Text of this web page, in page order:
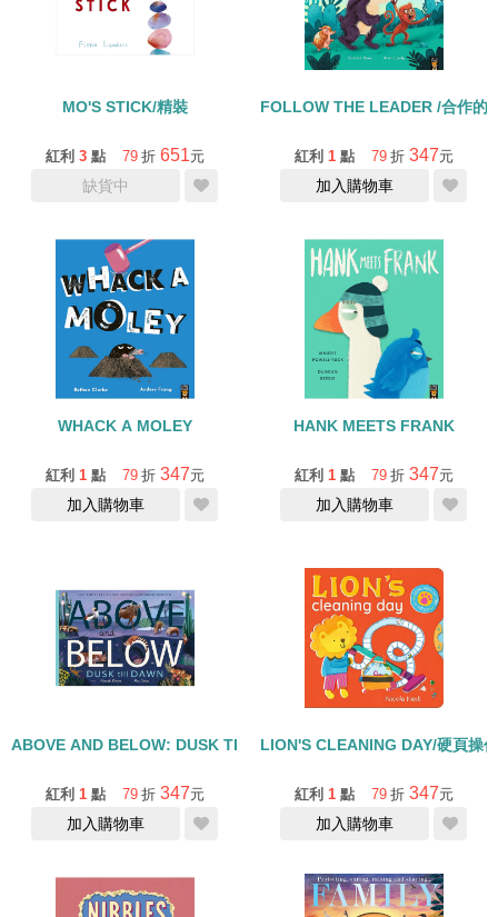
MO'S STICK/精裝
紅利 3 點 79 折 651元
缺貨中
FOLLOW THE LEADER /合作的
紅利 1 點 79 折 347元
加入購物車
WHACK A MOLEY
紅利 1 點 79 折 347元
加入購物車
HANK MEETS FRANK
紅利 1 點 79 折 347元
加入購物車
ABOVE AND BELOW: DUSK TILL DAWN
紅利 1 點 79 折 347元
加入購物車
LION'S CLEANING DAY/硬頁操
紅利 1 點 79 折 347元
加入購物車